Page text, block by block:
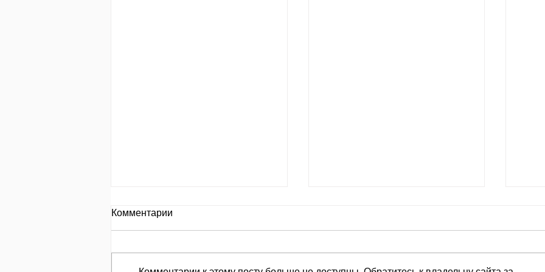
День за днем.
День 653 Пр.24:8: «Кто
День 651 Пр.24:5-6: «Человек
День
Комментарии